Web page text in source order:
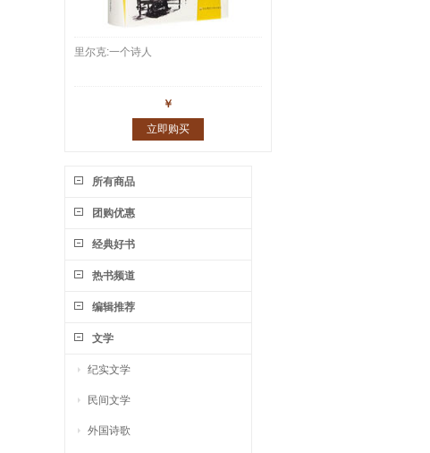
里尔克:一个诗人
￥
立即购买
所有商品
团购优惠
经典好书
热书频道
编辑推荐
文学
纪实文学
民间文学
外国诗歌